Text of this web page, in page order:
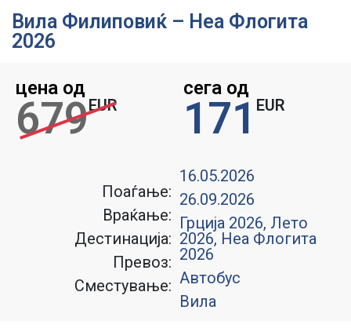
Вила Филиповиќ – Неа Флогита
2026
цена од
679EUR
сега од
171 EUR
Поаѓање:
Враќање:
Дестинација:
Превоз:
Сместување:
16.05.2026
26.09.2026
Грција 2026, Лето
2026, Неа Флогита
2026
Автобус
Вила